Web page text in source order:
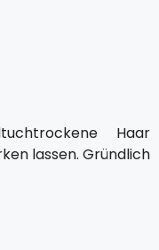
Haar
lassen. Gründlich